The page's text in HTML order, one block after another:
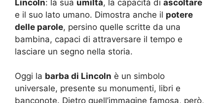
Lincoln: la sua umiltà, la capacità di ascoltare
e il suo lato umano. Dimostra anche il potere
delle parole, persino quelle scritte da una
bambina, capaci di attraversare il tempo e
lasciare un segno nella storia.
Oggi la barba di Lincoln è un simbolo
universale, presente su monumenti, libri e
banconote. Dietro quell’immagine famosa, però,